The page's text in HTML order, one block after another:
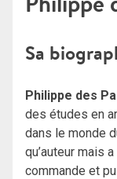
Sa
Philippe des
des études en
dans le monde
qu’auteur mais
commande et